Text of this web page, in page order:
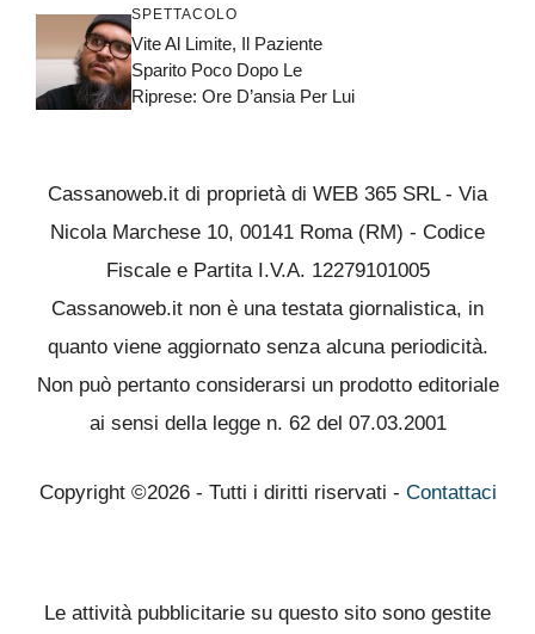
SPETTACOLO
Vite Al Limite, Il Paziente
Sparito Poco Dopo Le
Riprese: Ore D’ansia Per Lui
Cassanoweb.it di proprietà di WEB 365 SRL - Via
Nicola Marchese 10, 00141 Roma (RM) - Codice
Fiscale e Partita I.V.A. 12279101005
Cassanoweb.it non è una testata giornalistica, in
quanto viene aggiornato senza alcuna periodicità.
Non può pertanto considerarsi un prodotto editoriale
ai sensi della legge n. 62 del 07.03.2001
Copyright ©2026 - Tutti i diritti riservati - Contattaci
Le attività pubblicitarie su questo sito sono gestite